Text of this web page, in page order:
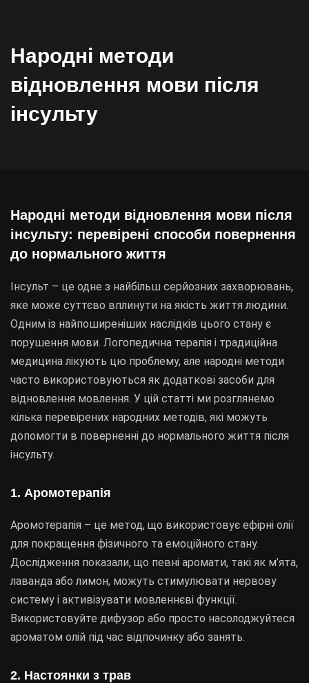
Народні методи
відновлення мови після
інсульту
Народні методи відновлення мови після
інсульту: перевірені способи повернення
до нормального життя
Інсульт – це одне з найбільш серйозних захворювань,
яке може суттєво вплинути на якість життя людини.
Одним із найпоширеніших наслідків цього стану є
порушення мови. Логопедична терапія і традиційна
медицина лікують цю проблему, але народні методи
часто використовуються як додаткові засоби для
відновлення мовлення. У цій статті ми розглянемо
кілька перевірених народних методів, які можуть
допомогти в поверненні до нормального життя після
інсульту.
1. Аромотерапія
Аромотерапія – це метод, що використовує ефірні олії
для покращення фізичного та емоційного стану.
Дослідження показали, що певні аромати, такі як м’ята,
лаванда або лимон, можуть стимулювати нервову
систему і активізувати мовленнєві функції.
Використовуйте дифузор або просто насолоджуйтеся
ароматом олій під час відпочинку або занять.
2. Настоянки з трав